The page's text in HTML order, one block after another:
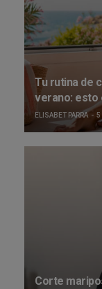
Tu rutina de
verano: esto
ELISABET PARRA 5
Corte